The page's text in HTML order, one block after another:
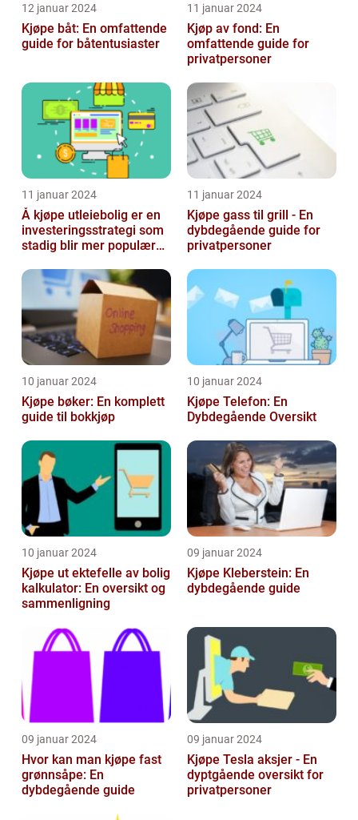
12 januar 2024
Kjøpe båt: En omfattende
guide for båtentusiaster
11 januar 2024
Kjøp av fond: En
omfattende guide for
privatpersoner
11 januar 2024
Å kjøpe utleiebolig er en
investeringsstrategi som
stadig blir mer populær
11 januar 2024
Kjøpe gass til grill - En
dybdegående guide for
privatpersoner
10 januar 2024
Kjøpe bøker: En komplett
guide til bokkjøp
10 januar 2024
Kjøpe Telefon: En
Dybdegående Oversikt
10 januar 2024
Kjøpe ut ektefelle av bolig
kalkulator: En oversikt og
sammenligning
09 januar 2024
Kjøpe Kleberstein: En
dybdegående guide
09 januar 2024
Hvor kan man kjøpe fast
grønnsåpe: En
dybdegående guide
09 januar 2024
Kjøpe Tesla aksjer - En
dyptgående oversikt for
privatpersoner